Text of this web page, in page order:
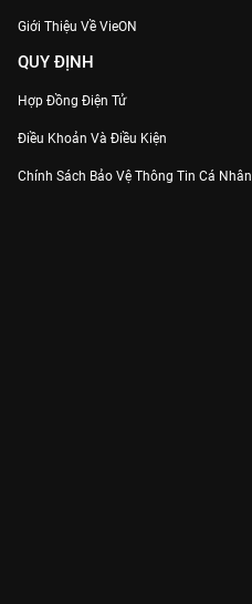
Giới Thiệu Về VieON
QUY ĐỊNH
Hợp Đồng Điện Tử
Điều Khoản Và Điều Kiện
Chính Sách Bảo Vệ Thông Tin Cá Nhân